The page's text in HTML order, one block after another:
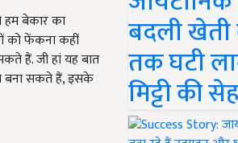
बेकार का
को फेंकना कहीं
हैं. जी हां यह बात
बना सकते हैं, इसके
बदली खेती
तक घटी
मिट्टी की